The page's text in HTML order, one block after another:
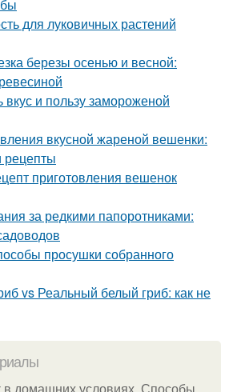
для луковичных растений
березы осенью и весной:
вкус и пользу замороженой
вкусной жареной вешенки:
рецепты
приготовления вешенок
за редкими папоротниками:
просушки собранного
vs Реальный белый гриб: как не
в домашних условиях. Способы